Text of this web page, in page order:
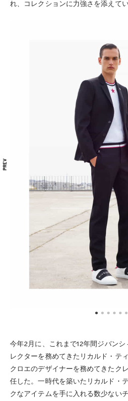
れ、コレクションに力強さを添えてい
今年2月に、これまで12年間ジバン
レクターを務めてきたリカルド・テ
クロエのデザイナーを務めてきたク
任した。一時代を築いたリカルド・
クなアイテムを手に入れる数少ない